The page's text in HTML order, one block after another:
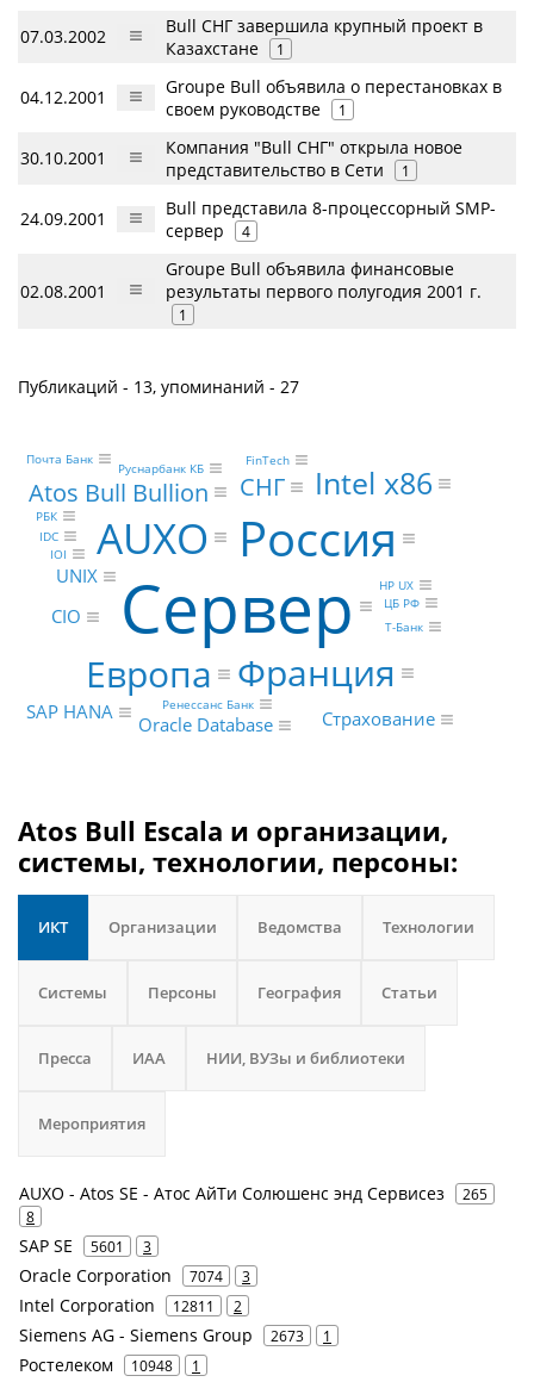
07.03.2002
Bull СНГ завершила крупный проект в
Казахстане
1
04.12.2001
Groupe Bull объявила о перестановках в
своем руководстве
1
30.10.2001
Компания "Bull СНГ" открыла новое
представительство в Cети
1
24.09.2001
Bull представила 8-процессорный SMP-
сервер
4
02.08.2001
Groupe Bull объявила финансовые
результаты первого полугодия 2001 г.
1
Публикаций - 13, упоминаний - 27
Сервер
Россия
AUXO
Европа Франция
Intel x86
СНГ
Atos Bull Bullion
UNIX
SAP HANA
Oracle Database
CIO
Страхование
Руснарбанк КБ
Почта Банк
Ренессанс Банк
Т-Банк
ЦБ РФ
HP UX
FinTech
РБК
IDC
IOI
Atos Bull Escala и организации,
системы, технологии, персоны:
ИКТ Организации Ведомства Технологии
Системы Персоны География Статьи
Пресса ИАА НИИ, ВУЗы и библиотеки
Мероприятия
AUXO - Atos SE - Атос АйТи Солюшенс энд Сервисез
265
8
SAP SE 5601 3
Oracle Corporation 7074 3
Intel Corporation 12811 2
Siemens AG - Siemens Group 2673 1
Ростелеком 10948 1